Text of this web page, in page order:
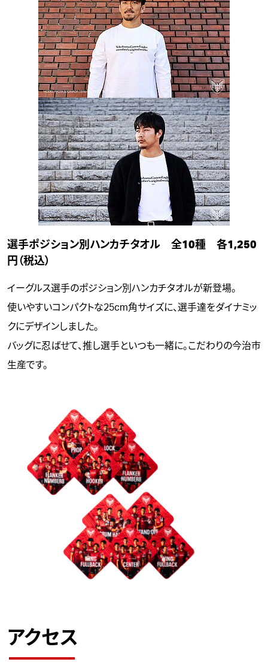
選手ポジション別ハンカチタオル 全10種 各1,250
円（税込）
イーグルス選手のポジション別ハンカチタオルが新登場。
使いやすいコンパクトな25cm角サイズに、選手達をダイナミッ
クにデザインしました。
バッグに忍ばせて、推し選手といつも一緒に。こだわりの今治市
生産です。
アクセス